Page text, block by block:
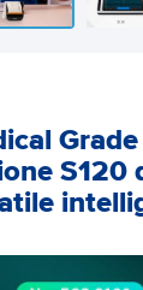
S120